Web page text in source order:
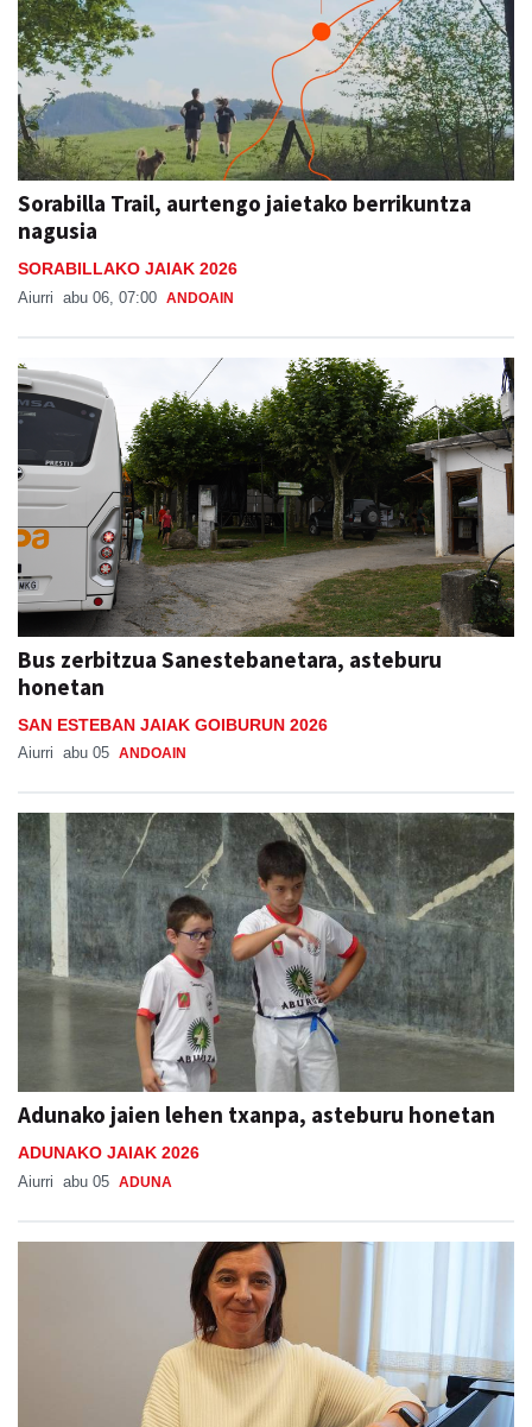
Sorabilla Trail, aurtengo jaietako berrikuntza
nagusia
SORABILLAKO JAIAK 2026
Aiurri abu 06, 07:00 ANDOAIN
Bus zerbitzua Sanestebanetara, asteburu
honetan
SAN ESTEBAN JAIAK GOIBURUN 2026
Aiurri abu 05 ANDOAIN
Adunako jaien lehen txanpa, asteburu honetan
ADUNAKO JAIAK 2026
Aiurri abu 05 ADUNA